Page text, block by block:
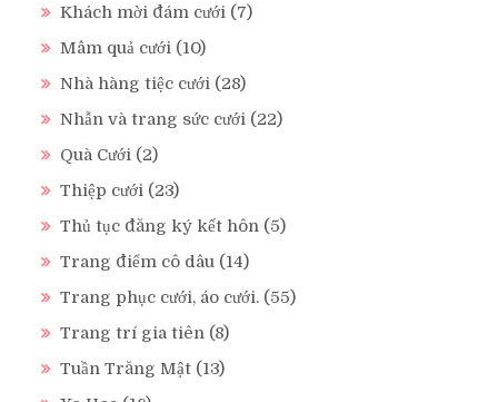
Khách mời đám cưới (7)
Mâm quả cưới (10)
Nhà hàng tiệc cưới (28)
Nhẫn và trang sức cưới (22)
Quà Cưới (2)
Thiệp cưới (23)
Thủ tục đăng ký kết hôn (5)
Trang điểm cô dâu (14)
Trang phục cưới, áo cưới. (55)
Trang trí gia tiên (8)
Tuần Trăng Mật (13)